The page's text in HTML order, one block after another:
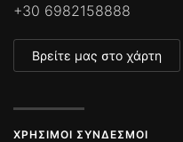
+30 6982158888
Βρείτε μας στο χάρτη
ΧΡΉΣΙΜΟΙ ΣΎΝΔΕΣΜΟΙ